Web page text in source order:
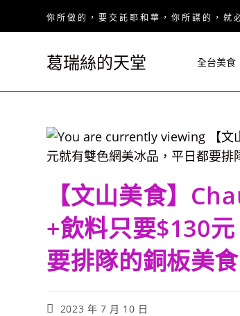
你 所 做 的 ， 要 交 託 耶 和 華 ， 你 所 謀 的 ， 就
葛瑞絲的天堂 全台美食
【文山美食】
+飲料只要$130
要排隊的銅板美食
Post2023 年 7 月 10 日